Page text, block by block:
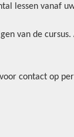
lessen vanaf
van de
contact op